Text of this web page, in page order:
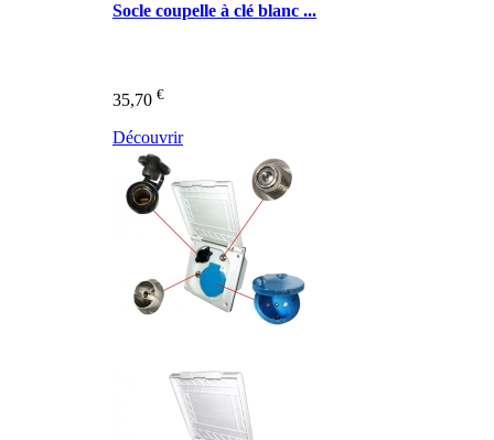
Socle coupelle à clé blanc ...
35,70 €
Découvrir